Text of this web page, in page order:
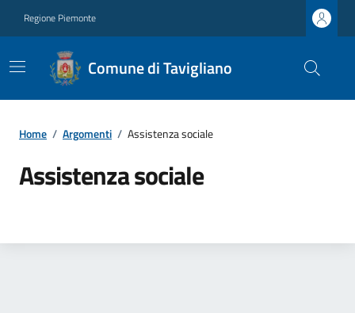
Regione Piemonte
Comune di Tavigliano
Home / Argomenti / Assistenza sociale
Assistenza sociale